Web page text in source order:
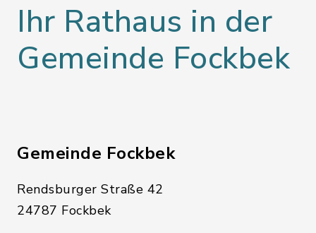
Ihr Rathaus in der
Gemeinde Fockbek
Gemeinde Fockbek
Rendsburger Straße 42
24787 Fockbek